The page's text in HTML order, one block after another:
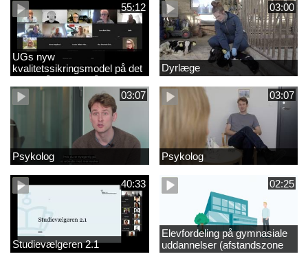
55:12
UGs nyw
kvalitetssikringsmodel på det
videregående område
03:00
Dyrlæge
03:07
Psykolog
03:07
Psykolog
40:33
Studievælgeren 2.1
02:25
Elevfordeling på gymnasiale
uddannelser (afstandszone
redigeret)